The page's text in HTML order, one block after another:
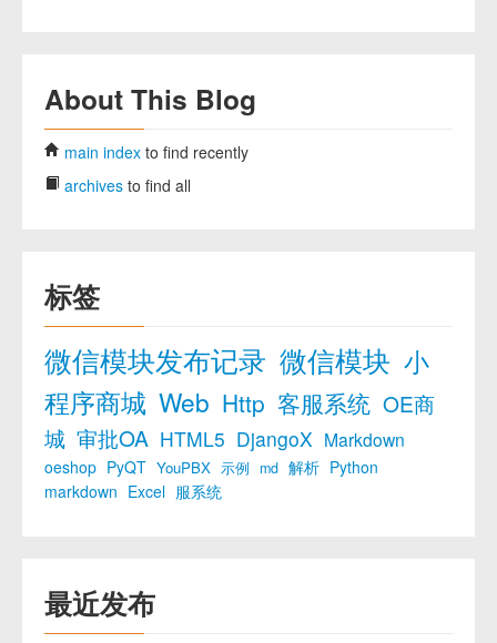
About This Blog
main index to find recently
archives to find all
标签
微信模块发布记录 微信模块 小
程序商城 Web Http 客服系统 OE商
城 审批OA HTML5 DjangoX Markdown
oeshop PyQT YouPBX 示例 md 解析 Python
markdown Excel 服系统
最近发布